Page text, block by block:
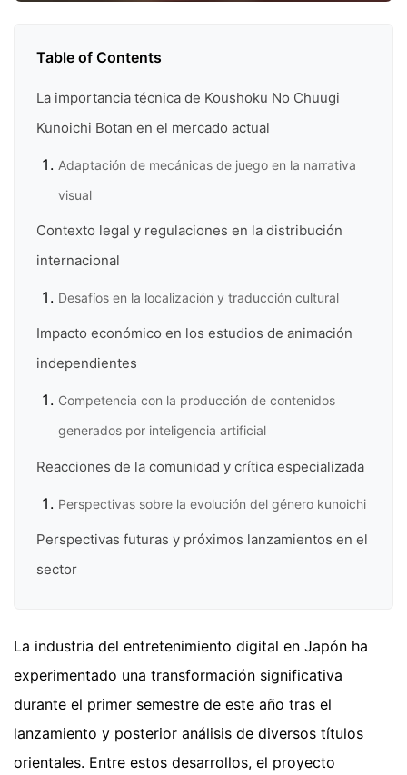
Table of Contents
La importancia técnica de Koushoku No Chuugi
Kunoichi Botan en el mercado actual
Adaptación de mecánicas de juego en la narrativa
visual
Contexto legal y regulaciones en la distribución
internacional
Desafíos en la localización y traducción cultural
Impacto económico en los estudios de animación
independientes
Competencia con la producción de contenidos
generados por inteligencia artificial
Reacciones de la comunidad y crítica especializada
Perspectivas sobre la evolución del género kunoichi
Perspectivas futuras y próximos lanzamientos en el
sector
La industria del entretenimiento digital en Japón ha
experimentado una transformación significativa
durante el primer semestre de este año tras el
lanzamiento y posterior análisis de diversos títulos
orientales. Entre estos desarrollos, el proyecto